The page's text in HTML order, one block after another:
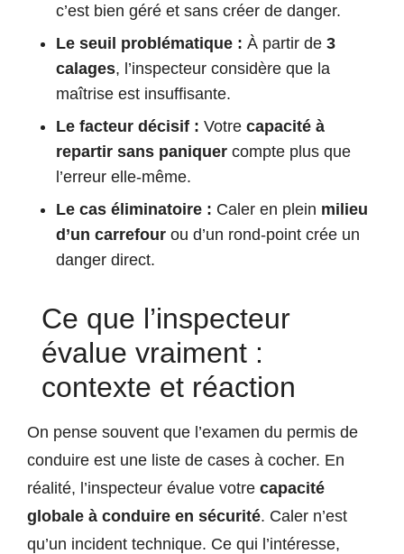
c’est bien géré et sans créer de danger.
Le seuil problématique : À partir de 3
calages, l’inspecteur considère que la
maîtrise est insuffisante.
Le facteur décisif : Votre capacité à
repartir sans paniquer compte plus que
l’erreur elle-même.
Le cas éliminatoire : Caler en plein milieu
d’un carrefour ou d’un rond-point crée un
danger direct.
Ce que l’inspecteur
évalue vraiment :
contexte et réaction
On pense souvent que l’examen du permis de
conduire est une liste de cases à cocher. En
réalité, l’inspecteur évalue votre capacité
globale à conduire en sécurité. Caler n’est
qu’un incident technique. Ce qui l’intéresse,